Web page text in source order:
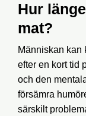
Hur
mat?
Människan kan
efter en kort tid
och den
försämra
särskilt